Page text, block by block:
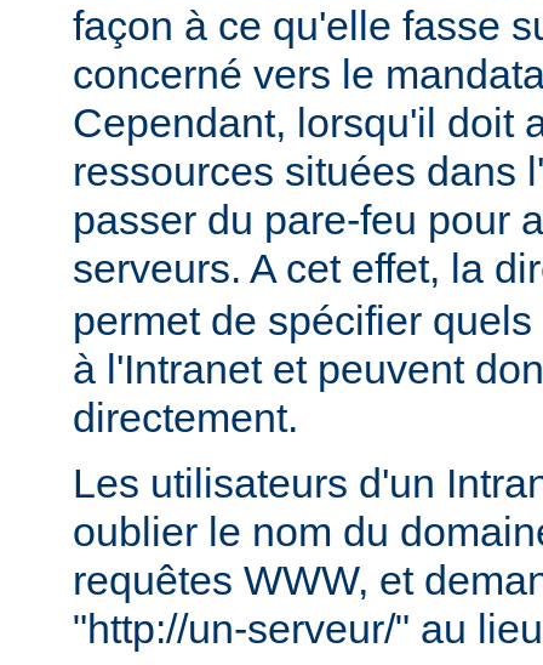
façon à ce qu'elle fasse
concerné vers le
Cependant, lorsqu'il doit
ressources situées dans
passer du pare-feu pour
serveurs. A cet effet, la
permet de spécifier
à l'Intranet et peuvent
directement.
Les utilisateurs d'un
oublier le nom du
requêtes WWW, et
"http://un-serveur/" au